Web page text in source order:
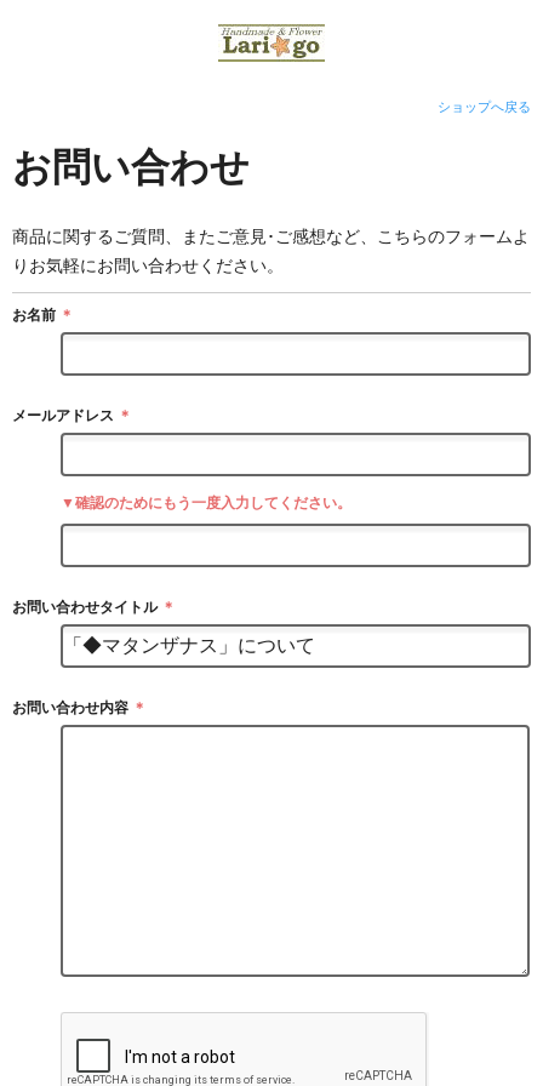
ショップへ戻る
お問い合わせ
商品に関するご質問、またご意見･ご感想など、こちらのフォームよ
りお気軽にお問い合わせください。
お名前 ＊
メールアドレス ＊
▼確認のためにもう一度入力してください。
お問い合わせタイトル ＊
お問い合わせ内容 ＊